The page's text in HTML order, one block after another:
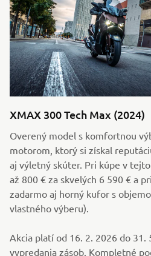
XMAX 300 Tech Max (2024)
Overený model s komfortnou
motorom, ktorý si získal
aj výletný skúter. Pri kúpe v
až 800 € za skvelých 6 590 € a
zadarmo aj horný kufor s
vlastného výberu).
Akcia platí od 16. 2. 2026 do 31.
vypredania zásob. Kompletné